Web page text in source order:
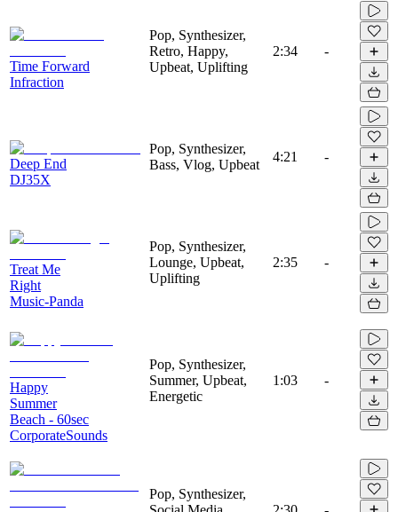
Time Forward
Infraction
Pop, Synthesizer,
Retro, Happy,
Upbeat, Uplifting
2:34 -
Deep End
DJ35X
Pop, Synthesizer,
Bass, Vlog, Upbeat
4:21 -
Treat Me
Right
Music-Panda
Pop, Synthesizer,
Lounge, Upbeat,
Uplifting
2:35 -
Happy
Summer
Beach - 60sec
CorporateSounds
Pop, Synthesizer,
Summer, Upbeat,
Energetic
1:03 -
Pop, Synthesizer,